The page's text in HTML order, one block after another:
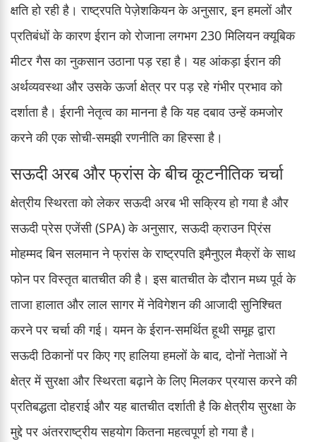
क्षति हो रही है। राष्ट्रपति पेज़ेशकियन के अनुसार, इन हमलों और
प्रतिबंधों के कारण ईरान को रोजाना लगभग 230 मिलियन क्यूबिक
मीटर गैस का नुकसान उठाना पड़ रहा है। यह आंकड़ा ईरान की
अर्थव्यवस्था और उसके ऊर्जा क्षेत्र पर पड़ रहे गंभीर प्रभाव को
दर्शाता है। ईरानी नेतृत्व का मानना है कि यह दबाव उन्हें कमजोर
करने की एक सोची-समझी रणनीति का हिस्सा है।
सऊदी अरब और फ्रांस के बीच कूटनीतिक चर्चा
क्षेत्रीय स्थिरता को लेकर सऊदी अरब भी सक्रिय हो गया है और
सऊदी प्रेस एजेंसी (SPA) के अनुसार, सऊदी क्राउन प्रिंस
मोहम्मद बिन सलमान ने फ्रांस के राष्ट्रपति इमैनुएल मैक्रों के साथ
फोन पर विस्तृत बातचीत की है। इस बातचीत के दौरान मध्य पूर्व के
ताजा हालात और लाल सागर में नेविगेशन की आजादी सुनिश्चित
करने पर चर्चा की गई। यमन के ईरान-समर्थित हूथी समूह द्वारा
सऊदी ठिकानों पर किए गए हालिया हमलों के बाद, दोनों नेताओं ने
क्षेत्र में सुरक्षा और स्थिरता बढ़ाने के लिए मिलकर प्रयास करने की
प्रतिबद्धता दोहराई और यह बातचीत दर्शाती है कि क्षेत्रीय सुरक्षा के
मुद्दे पर अंतरराष्ट्रीय सहयोग कितना महत्वपूर्ण हो गया है।